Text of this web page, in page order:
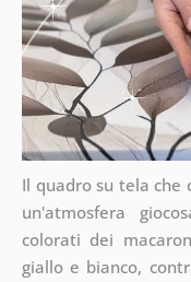
Il quadro su tela che
un'atmosfera
colorati dei
giallo e bianco,